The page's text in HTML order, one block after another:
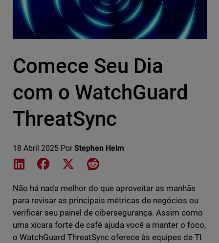
Comece Seu Dia
com o WatchGuard
ThreatSync
18 Abril 2025 Por Stephen Helm
Share on LinkedIn
Share on Facebook
Share on XShare on Reddit
Não há nada melhor do que aproveitar as manhãs
para revisar as principais métricas de negócios ou
verificar seu painel de cibersegurança. Assim como
uma xícara forte de café ajuda você a manter o foco,
o WatchGuard ThreatSync oferece às equipes de TI